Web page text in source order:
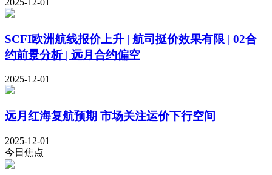
2025-12-01
SCFI欧洲航线报价上升 | 航司挺价效果有限 | 02合
约前景分析 | 远月合约偏空
2025-12-01
远月红海复航预期 市场关注运价下行空间
2025-12-01
今日焦点